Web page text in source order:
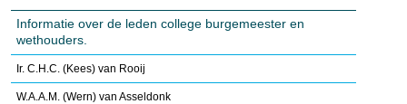
Informatie over de leden college burgemeester en
wethouders.
Ir. C.H.C. (Kees) van Rooij
W.A.A.M. (Wern) van Asseldonk